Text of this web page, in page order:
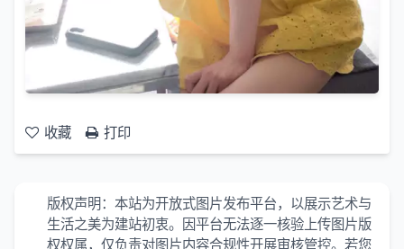
收藏 打印
版权声明：本站为开放式图片发布平台，以展示艺术与
生活之美为建站初衷。因平台无法逐一核验上传图片版
权权属，仅负责对图片内容合规性开展审核管控。若您